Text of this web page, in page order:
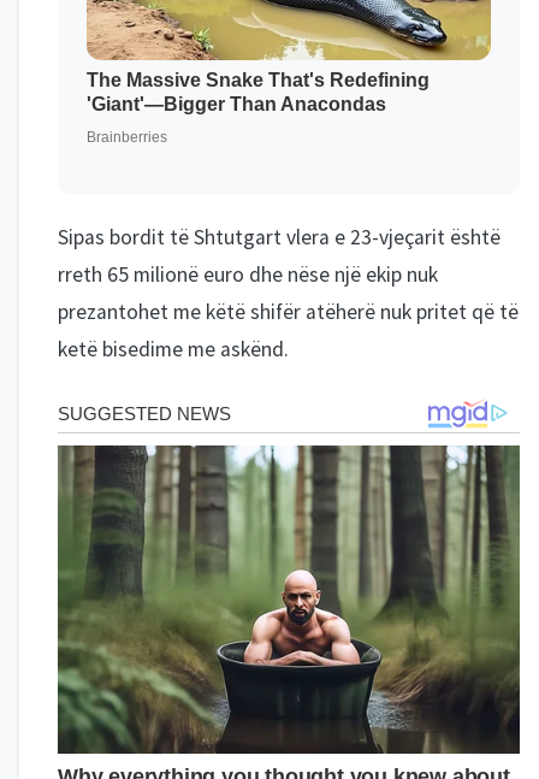
Sipas bordit të Shtutgart vlera e 23-vjeçarit është
rreth 65 milionë euro dhe nëse një ekip nuk
prezantohet me këtë shifër atëherë nuk pritet që të
ketë bisedime me askënd.